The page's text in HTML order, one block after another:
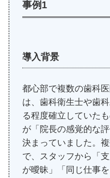
事例1
導入背景
都心部で複数の歯科
は、歯科衛生士や歯
る程度確立していた
が「院長の感覚的な
決まっていました。
で、スタッフから「
が曖昧」「同じ仕事